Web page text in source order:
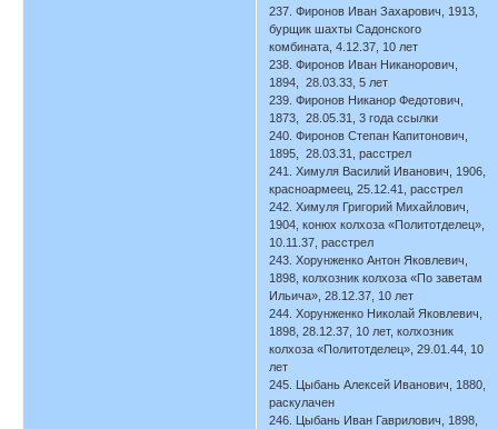
237. Фиронов Иван Захарович, 1913,
бурщик шахты Садонского
комбината, 4.12.37, 10 лет
238. Фиронов Иван Никанорович,
1894, 28.03.33, 5 лет
239. Фиронов Никанор Федотович,
1873, 28.05.31, 3 года ссылки
240. Фиронов Степан Капитонович,
1895, 28.03.31, расстрел
241. Химуля Василий Иванович, 1906,
красноармеец, 25.12.41, расстрел
242. Химуля Григорий Михайлович,
1904, конюх колхоза «Политотделец»,
10.11.37, расстрел
243. Хорунженко Антон Яковлевич,
1898, колхозник колхоза «По заветам
Ильича», 28.12.37, 10 лет
244. Хорунженко Николай Яковлевич,
1898, 28.12.37, 10 лет, колхозник
колхоза «Политотделец», 29.01.44, 10
лет
245. Цыбань Алексей Иванович, 1880,
раскулачен
246. Цыбань Иван Гаврилович, 1898,